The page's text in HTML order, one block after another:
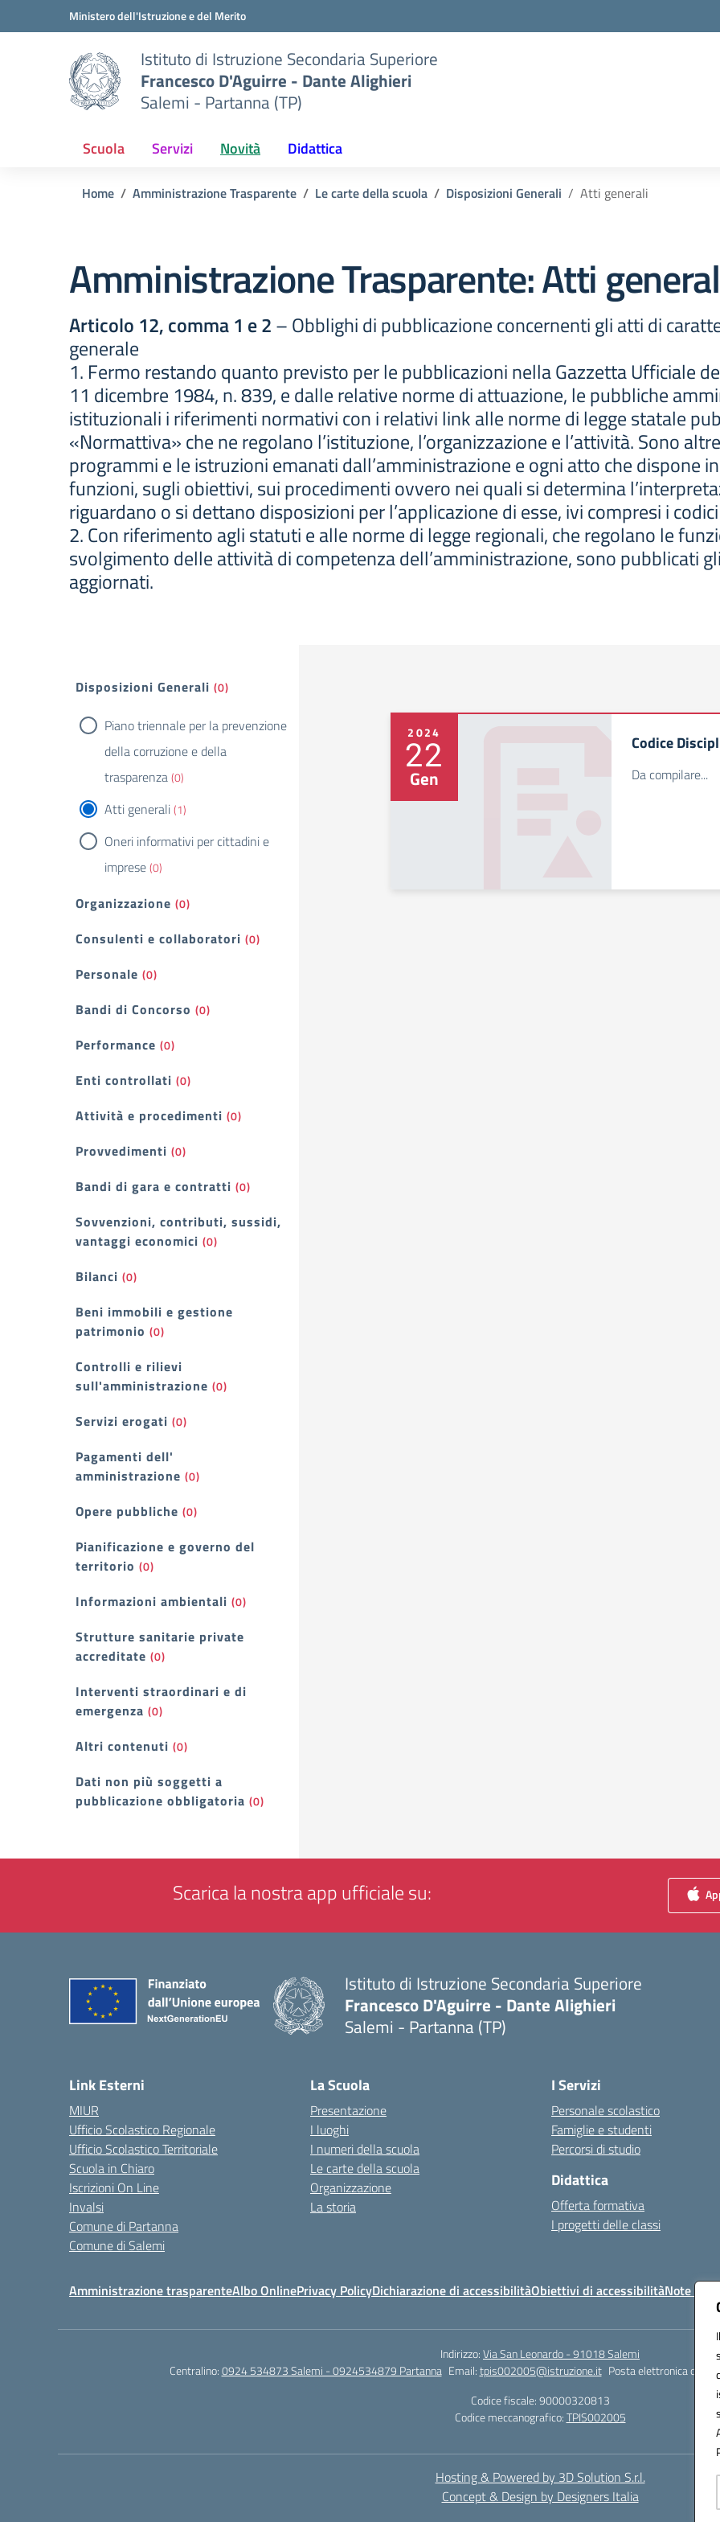
Vai ai contenuti
Vai al menu di navigazioneMinistero dell'Istruzione e del Merito
Istituto di Istruzione Secondaria Superiore
Francesco D'Aguirre - Dante Alighieri
Salemi - Partanna (TP)
Scuola Servizi Novità Didattica
Home Amministrazione Trasparente Le carte della scuola Disposizioni Generali Atti generali
Amministrazione Trasparente:Atti
Articolo 12, comma 1 e 2– Obblighi di pubblicazione concernenti gli atti di
generale
1. Fermo restando quanto previsto per le pubblicazioni nella Gazzetta Ufficiale
11 dicembre 1984, n. 839, e dalle relative norme di attuazione, le pubbliche
istituzionali i riferimenti normativi con i relativi link alle norme di legge statale
«Normattiva» che ne regolano l’istituzione, l’organizzazione e l’attività. Sono
programmi e le istruzioni emanati dall’amministrazione e ogni atto che dispone
funzioni, sugli obiettivi, sui procedimenti ovvero nei quali si determina
riguardano o si dettano disposizioni per l’applicazione di esse, ivi compresi i
2. Con riferimento agli statuti e alle norme di legge regionali, che regolano le
svolgimento delle attività di competenza dell’amministrazione, sono pubblicati
aggiornati.
Filtri
Disposizioni Generali (0)
Piano triennale per la prevenzione
della corruzione e della
trasparenza(0)
Atti generali(1)
Oneri informativi per cittadini e
imprese(0)
Organizzazione (0)
Consulenti e collaboratori (0)
Personale (0)
Bandi di Concorso (0)
Performance (0)
Enti controllati (0)
Attività e procedimenti (0)
Provvedimenti (0)
Bandi di gara e contratti (0)
Sovvenzioni, contributi, sussidi,
vantaggi economici (0)
Bilanci (0)
Beni immobili e gestione
patrimonio (0)
Controlli e rilievi
sull'amministrazione (0)
Servizi erogati (0)
Pagamenti dell'
amministrazione (0)
Opere pubbliche (0)
Pianificazione e governo del
territorio (0)
Informazioni ambientali (0)
Strutture sanitarie private
accreditate (0)
Interventi straordinari e di
emergenza (0)
Altri contenuti (0)
Dati non più soggetti a
pubblicazione obbligatoria (0)
2024
22
Gen
Codice
Da compilare...
Scarica la nostra app ufficiale su:
Istituto di Istruzione Secondaria Superiore
Francesco D'Aguirre - Dante Alighieri
Salemi - Partanna (TP)
Link Esterni
MIUR
Ufficio Scolastico Regionale
Ufficio Scolastico Territoriale
Scuola in Chiaro
Iscrizioni On Line
Invalsi
Comune di Partanna
Comune di Salemi
La Scuola
Presentazione
I luoghi
I numeri della scuola
Le carte della scuola
Organizzazione
La storia
I Servizi
Personale scolastico
Famiglie e studenti
Percorsi di studio
Didattica
Offerta formativa
I progetti delle classi
Amministrazione trasparenteAlbo OnlinePrivacy PolicyDichiarazione di accessibilitàObiettivi di accessibilitàNote legali
Indirizzo:Via San Leonardo - 91018 Salemi
Centralino:0924 534873 Salemi - 0924534879 Partanna Email:tpis002005@istruzione.it Posta elettronica
Codice fiscale: 90000320813
Codice meccanografico:TPIS002005
Hosting & Powered by 3D Solution S.r.l.
Concept & Design by Designers Italia